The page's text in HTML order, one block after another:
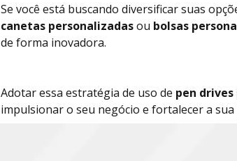
Se você está buscando diversificar suas
canetas personalizadasou bolsas
de forma inovadora.
Adotar essa estratégia de uso de pen
impulsionar o seu negócio e fortalecer a sua